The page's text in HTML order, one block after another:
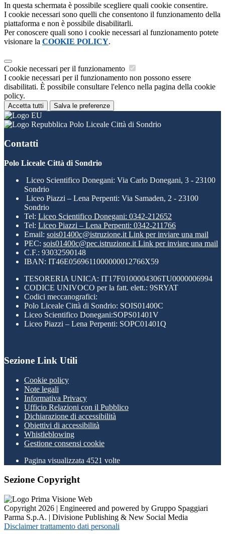
In questa schermata è possibile scegliere quali cookie consentire.
I cookie necessari sono quelli che consentono il funzionamento della
piattaforma e non è possibile disabilitarli.
Per conoscere quali sono i cookie necessari al funzionamento potete
visionare la COOKIE POLICY.
Cookie necessari per il funzionamento
I cookie necessari per il funzionamento non possono essere
disabilitati. È possibile consultare l'elenco nella pagina della cookie
policy.
Accetta tutti Salva le preferenze
Polo Liceale Città di Sondrio
Contatti
Polo Liceale Città di Sondrio
Liceo Scientifico Donegani: Via Carlo Donegani, 3 - 23100
Sondrio
Liceo Piazzi – Lena Perpenti: Via Samaden, 2 - 23100
Sondrio
Tel: Liceo Scientifico Donegani: 0342-212652
Tel: Liceo Piazzi – Lena Perpenti: 0342-211766
Email: sois01400c@istruzione.it Link per inviare una mail
PEC: sois01400c@pec.istruzione.it Link per inviare una mail
C.F.: 93032590148
IBAN: IT46E0569611000000012766X59
TESORERIA UNICA: IT17F0100004306TU0000006994
CODICE UNIVOCO per la fatt. elett.: 9SRYAT
Codici meccanografici:
Polo Liceale Città di Sondrio: SOIS01400C
Liceo Scientifico Donegani:SOPS01401V
Liceo Piazzi – Lena Perpenti: SOPC01401Q
Sezione Link Utili
Cookie policy
Note legali
Informativa Privacy
Ufficio Relazioni con il Pubblico
Dichiarazione di accessibilità
Obiettivi di accessibilità
Whistleblowing
Gestione consensi cookie
Pagina visualizzata 4521 volte
Sezione Copyright
Copyright 2026 | Engineered and powered by Gruppo Spaggiari
Parma S.p.A. | Divisione Publishing & New Social Media
Disclaimer trattamento dati personali